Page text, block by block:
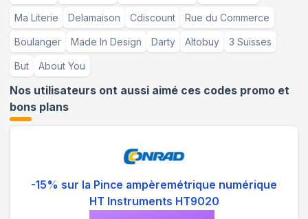
Ma Literie Delamaison Cdiscount Rue du Commerce
Boulanger Made In Design Darty Altobuy 3 Suisses
But About You
Nos utilisateurs ont aussi aimé ces codes promo et
bons plans
-15% sur la Pince ampèremétrique numérique
HT Instruments HT9020